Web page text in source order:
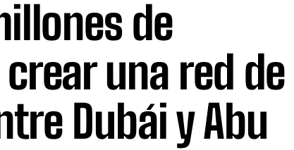
de
una red de
Dubái y Abu